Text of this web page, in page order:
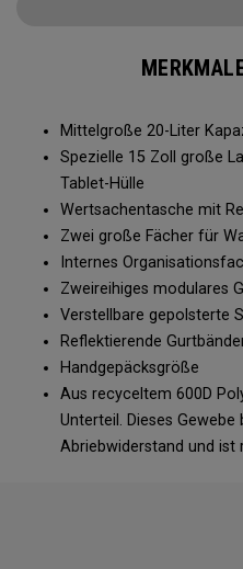
Mittelgroße 20-Liter
Spezielle 15 Zoll große
Tablet-Hülle
Wertsachentasche mit
Zwei große Fächer für
Internes
Zweireihiges modulares
Verstellbare gepolsterte
Reflektierende
Handgepäcksgröße
Aus recyceltem 600D
Unterteil. Dieses
Abriebwiderstand und ist